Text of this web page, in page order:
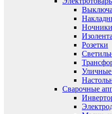
Ночники
Изолента
Розетки
Сварочные